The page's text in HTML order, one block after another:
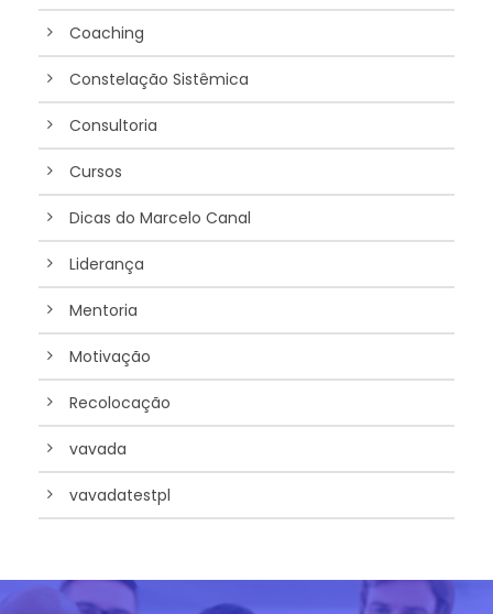
Coaching
Constelação Sistêmica
Consultoria
Cursos
Dicas do Marcelo Canal
Liderança
Mentoria
Motivação
Recolocação
vavada
vavadatestpl